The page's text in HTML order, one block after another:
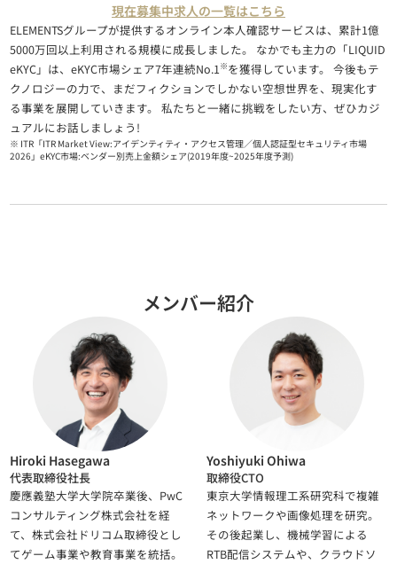
現在募集中求人の一覧はこちら
ELEMENTSグループが提供するオンライン本人確認サービスは、累計1億
5000万回以上利用される規模に成長しました。 なかでも主力の「LIQUID
eKYC」は、eKYC市場シェア7年連続No.1 ※を獲得しています。 今後もテ
クノロジーの力で、まだフィクションでしかない空想世界を、現実化す
る事業を展開していきます。 私たちと一緒に挑戦をしたい方、ぜひカジ
ュアルにお話しましょう!
※ ITR「ITR Market View:アイデンティティ・アクセス管理／個人認証型セキュリティ市場
2026」eKYC市場:ベンダー別売上金額シェア(2019年度~2025年度予測)
メンバー紹介
Hiroki Hasegawa
代表取締役社長
慶應義塾大学大学院卒業後、PwC
コンサルティング株式会社を経
て、株式会社ドリコム取締役とし
てゲーム事業や教育事業を統括。
Yoshiyuki Ohiwa
取締役CTO
東京大学情報理工系研究科で複雑
ネットワークや画像処理を研究。
その後起業し、機械学習による
RTB配信システムや、クラウドソ